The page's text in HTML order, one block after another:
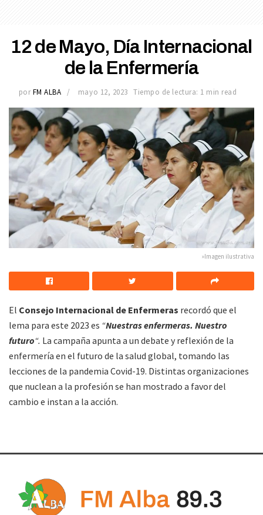
12 de Mayo, Día Internacional
de la Enfermería
por FM ALBA mayo 12, 2023 Tiempo de lectura: 1 min read
»Imagen ilustrativa
El Consejo Internacional de Enfermeras recordó que el
lema para este 2023 es “Nuestras enfermeras. Nuestro
futuro“. La campaña apunta a un debate y reflexión de la
enfermería en el futuro de la salud global, tomando las
lecciones de la pandemia Covid-19. Distintas organizaciones
que nuclean a la profesión se han mostrado a favor del
cambio e instan a la acción.